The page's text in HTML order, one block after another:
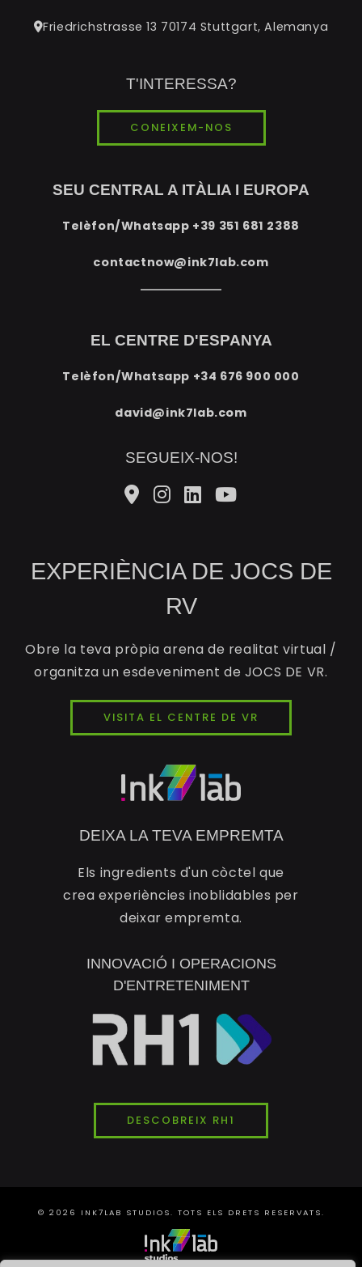
Friedrichstrasse 13 70174 Stuttgart, Alemanya
T'INTERESSA?
CONEIXEM-NOS
SEU CENTRAL A ITÀLIA I EUROPA
Telèfon/Whatsapp +39 351 681 2388
contactnow@ink7lab.com
EL CENTRE D'ESPANYA
Telèfon/Whatsapp +34 676 900 000
david@ink7lab.com
SEGUEIX-NOS!
EXPERIÈNCIA DE JOCS DE
RV
Obre la teva pròpia arena de realitat virtual /
organitza un esdeveniment de JOCS DE VR.
VISITA EL CENTRE DE VR
DEIXA LA TEVA EMPREMTA
Els ingredients d'un còctel que
crea experiències inoblidables per
deixar empremta.
INNOVACIÓ I OPERACIONS
D'ENTRETENIMENT
DESCOBREIX RH1
© 2026 INK7LAB STUDIOS. TOTS ELS DRETS RESERVATS.